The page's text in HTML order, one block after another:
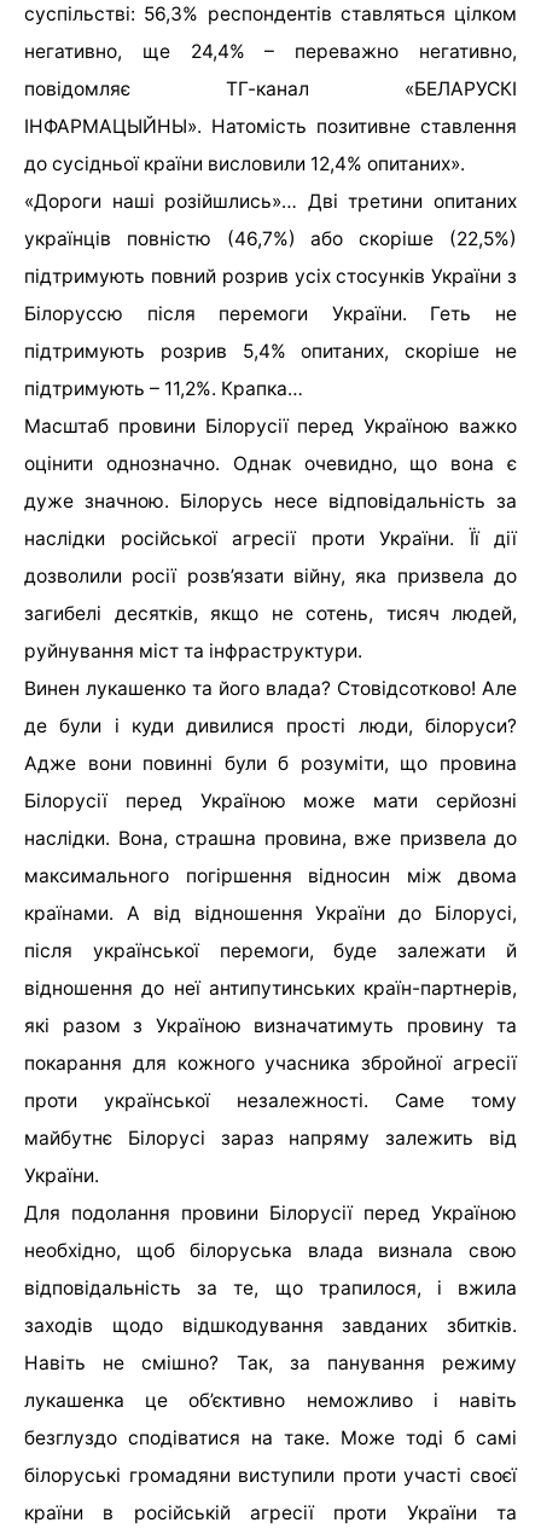
суспільстві: 56,3% респондентів ставляться цілком
негативно, ще 24,4% – переважно негативно,
повідомляє ТГ-канал «БЕЛАРУСКІ
ІНФАРМАЦЫЙНЫ». Натомість позитивне ставлення
до сусідньої країни висловили 12,4% опитаних».
«Дороги наші розійшлись»… Дві третини опитаних
українців повністю (46,7%) або скоріше (22,5%)
підтримують повний розрив усіх стосунків України з
Білоруссю після перемоги України. Геть не
підтримують розрив 5,4% опитаних, скоріше не
підтримують – 11,2%. Крапка…
Масштаб провини Білорусії перед Україною важко
оцінити однозначно. Однак очевидно, що вона є
дуже значною. Білорусь несе відповідальність за
наслідки російської агресії проти України. Її дії
дозволили росії розв’язати війну, яка призвела до
загибелі десятків, якщо не сотень, тисяч людей,
руйнування міст та інфраструктури.
Винен лукашенко та його влада? Стовідсотково! Але
де були і куди дивилися прості люди, білоруси?
Адже вони повинні були б розуміти, що провина
Білорусії перед Україною може мати серйозні
наслідки. Вона, страшна провина, вже призвела до
максимального погіршення відносин між двома
країнами. А від відношення України до Білорусі,
після української перемоги, буде залежати й
відношення до неї антипутинських країн-партнерів,
які разом з Україною визначатимуть провину та
покарання для кожного учасника збройної агресії
проти української незалежності. Саме тому
майбутнє Білорусі зараз напряму залежить від
України.
Для подолання провини Білорусії перед Україною
необхідно, щоб білоруська влада визнала свою
відповідальність за те, що трапилося, і вжила
заходів щодо відшкодування завданих збитків.
Навіть не смішно? Так, за панування режиму
лукашенка це об’єктивно неможливо і навіть
безглуздо сподіватися на таке. Може тоді б самі
білоруські громадяни виступили проти участі своєї
країни в російській агресії проти України та